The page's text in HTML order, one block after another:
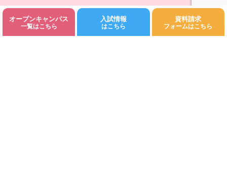
オープンキャンパス
一覧はこちら
入試情報
はこちら
資料請求
フォームはこちら
©Fukuoka Kodomo Junior College 都築学園.All rights reserved.